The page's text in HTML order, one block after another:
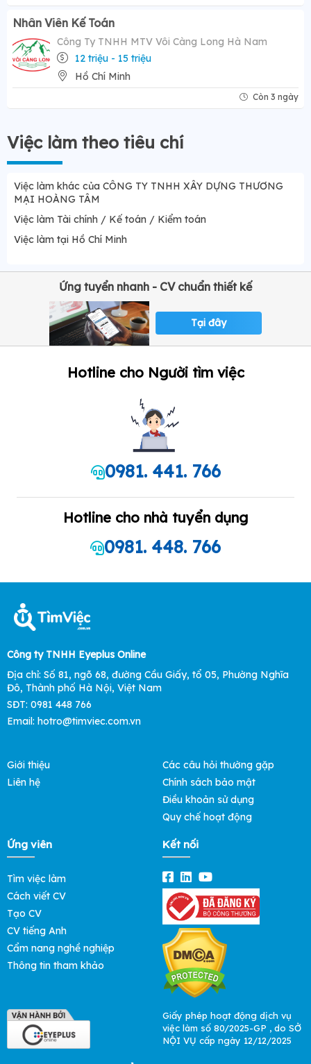
Nhân Viên Kế Toán
Công Ty TNHH MTV Vôi Càng Long Hà Nam
12 triệu - 15 triệu
Hồ Chí Minh
Còn 3 ngày
Việc làm theo tiêu chí
Việc làm khác của CÔNG TY TNHH XÂY DỰNG THƯƠNG
MẠI HOÀNG TÂM
Việc làm Tài chính / Kế toán / Kiểm toán
Việc làm tại Hồ Chí Minh
Ứng tuyển nhanh - CV chuẩn thiết kế
Tại đây
Hotline cho Người tìm việc
0981. 441. 766
Hotline cho nhà tuyển dụng
0981. 448. 766
Công ty TNHH Eyeplus Online
Địa chỉ: Số 81, ngõ 68, đường Cầu Giấy, tổ 05, Phường Nghĩa
Đô, Thành phố Hà Nội, Việt Nam
SĐT: 0981 448 766
Email: hotro@timviec.com.vn
Giới thiệu
Liên hệ
Các câu hỏi thường gặp
Chính sách bảo mật
Điều khoản sử dụng
Quy chế hoạt động
Ứng viên
Tìm việc làm
Cách viết CV
Tạo CV
CV tiếng Anh
Cẩm nang nghề nghiệp
Thông tin tham khảo
Kết nối
Giấy phép hoạt động dịch vụ
việc làm số 80/2025-GP , do SỞ
NỘI VỤ cấp ngày 12/12/2025